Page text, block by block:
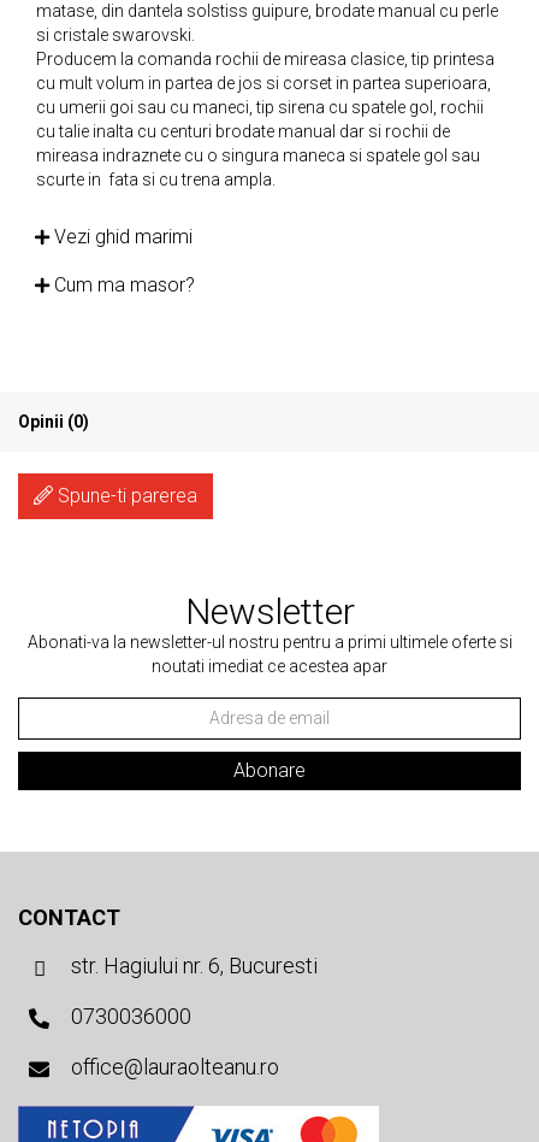
matase, din dantela solstiss guipure, brodate manual cu perle
si cristale swarovski.
Producem la comanda rochii de mireasa clasice, tip printesa
cu mult volum in partea de jos si corset in partea superioara,
cu umerii goi sau cu maneci, tip sirena cu spatele gol, rochii
cu talie inalta cu centuri brodate manual dar si rochii de
mireasa indraznete cu o singura maneca si spatele gol sau
scurte in fata si cu trena ampla.
Vezi ghid marimi
Cum ma masor?
Opinii (0)
Spune-ti parerea
Newsletter
Abonati-va la newsletter-ul nostru pentru a primi ultimele oferte si
noutati imediat ce acestea apar
Abonare
CONTACT
str. Hagiului nr. 6, Bucuresti
0730036000
office@lauraolteanu.ro